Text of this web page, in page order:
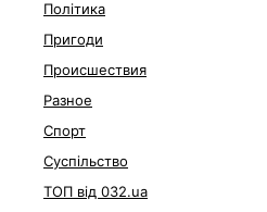
Політика
Пригоди
Происшествия
Разное
Спорт
Суспільство
ТОП від 032.ua